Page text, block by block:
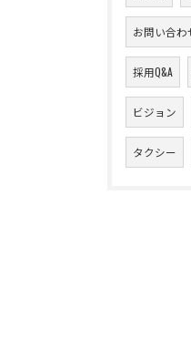
お問い合わ
採用Q&A
ビジョン
タクシー